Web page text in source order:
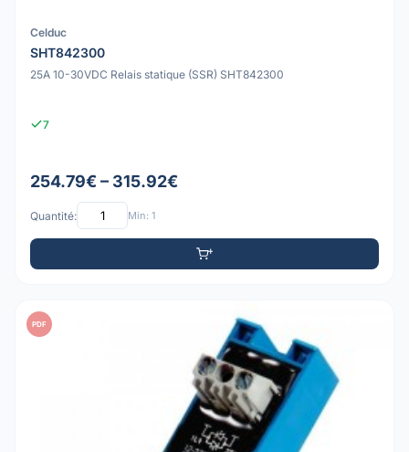
Celduc
SHT842300
25A 10-30VDC Relais statique (SSR) SHT842300
7
254.79€ – 315.92€
Quantité: Min: 1
PDF